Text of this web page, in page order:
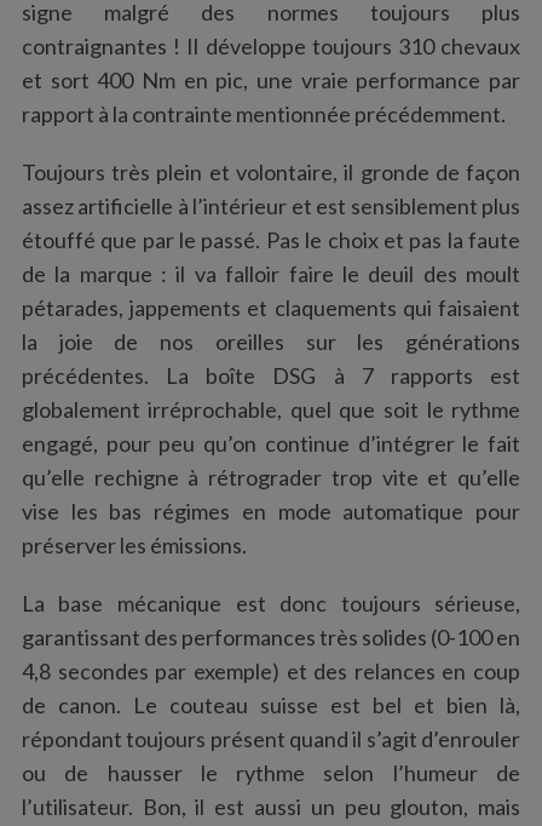
signe malgré des normes toujours plus
contraignantes ! Il développe toujours 310 chevaux
et sort 400 Nm en pic, une vraie performance par
rapport à la contrainte mentionnée précédemment.
Toujours très plein et volontaire, il gronde de façon
assez artificielle à l’intérieur et est sensiblement plus
étouffé que par le passé. Pas le choix et pas la faute
de la marque : il va falloir faire le deuil des moult
pétarades, jappements et claquements qui faisaient
la joie de nos oreilles sur les générations
précédentes. La boîte DSG à 7 rapports est
globalement irréprochable, quel que soit le rythme
engagé, pour peu qu’on continue d’intégrer le fait
qu’elle rechigne à rétrograder trop vite et qu’elle
vise les bas régimes en mode automatique pour
préserver les émissions.
La base mécanique est donc toujours sérieuse,
garantissant des performances très solides (0-100 en
4,8 secondes par exemple) et des relances en coup
de canon. Le couteau suisse est bel et bien là,
répondant toujours présent quand il s’agit d’enrouler
ou de hausser le rythme selon l’humeur de
l’utilisateur. Bon, il est aussi un peu glouton, mais
S